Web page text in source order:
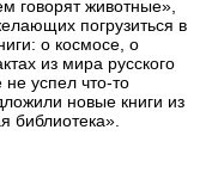
говорят животные»,
погрузиться в
о космосе, о
из мира русского
успел что-то
новые книги из
библиотека».